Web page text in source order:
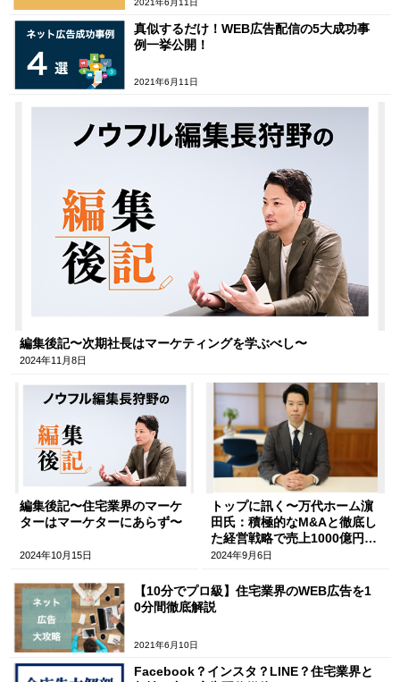
真似するだけ！WEB広告配信の5大成功事
例一挙公開！
2021年6月11日
編集後記〜次期社長はマーケティングを学ぶべし〜
2024年11月8日
編集後記〜住宅業界のマーケ
ターはマーケターにあらず〜
2024年10月15日
トップに訊く〜万代ホーム濵
田氏：積極的なM&Aと徹底し
た経営戦略で売上1000億円の
総合不動産事業を目指す〜
2024年9月6日
【10分でプロ級】住宅業界のWEB広告を1
0分間徹底解説
2021年6月10日
Facebook？インスタ？LINE？住宅業界と